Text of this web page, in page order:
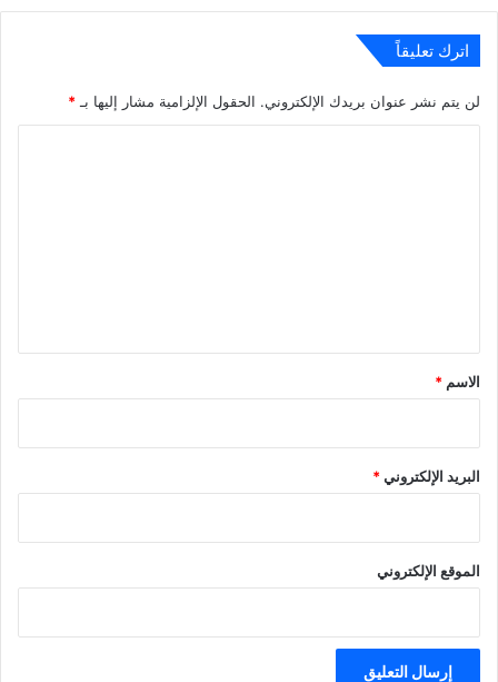
اترك تعليقاً
لن يتم نشر عنوان بريدك الإلكتروني. الحقول الإلزامية مشار إليها بـ *
*
الاسم *
البريد الإلكتروني*
الموقع الإلكتروني